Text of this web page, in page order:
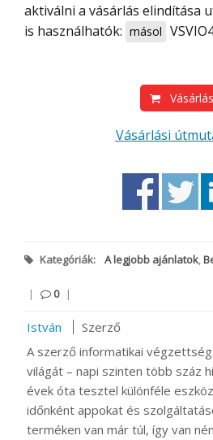
aktiválni a vásárlás elindítása
is használhatók: másol
Vásárlás
Vásárlási
Kategóriák: A legjobb ajánlatok,
| 0 |
István
Szerző
A szerző informatikai
világát – napi szinten több száz
évek óta tesztel különféle
időnként appokat és
terméken van már túl, így van